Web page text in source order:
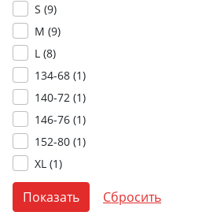
S (9)
M (9)
L (8)
134-68 (1)
140-72 (1)
146-76 (1)
152-80 (1)
XL (1)